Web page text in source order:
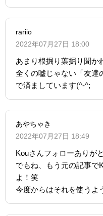
rariio
2022年07月27日 18:00
あまり根掘り葉掘り聞か
全くの嘘じゃない「友達
で済ましています(^-^;
あやちゃき
2022年07月27日 18:49
Kouさんフォローありが
でもね、もう元の記事で
よ！笑
今度からはそれを使うよ